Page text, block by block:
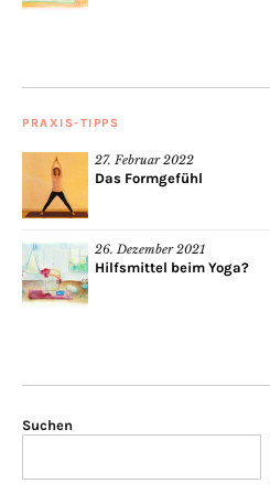
PRAXIS-TIPPS
27. Februar 2022
Das Formgefühl
26. Dezember 2021
Hilfsmittel beim Yoga?
Suchen